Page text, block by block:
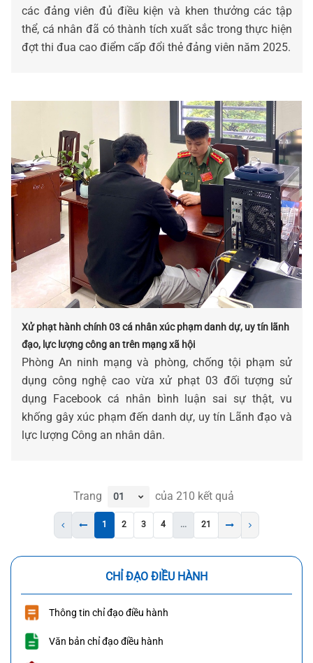
các đảng viên đủ điều kiện và khen thưởng các tập
thể, cá nhân đã có thành tích xuất sắc trong thực hiện
đợt thi đua cao điểm cấp đổi thẻ đảng viên năm 2025.
Xử phạt hành chính 03 cá nhân xúc phạm danh dự, uy tín lãnh
đạo, lực lượng công an trên mạng xã hội
Phòng An ninh mạng và phòng, chống tội phạm sử
dụng công nghệ cao vừa xử phạt 03 đối tượng sử
dụng Facebook cá nhân bình luận sai sự thật, vu
khống gây xúc phạm đến danh dự, uy tín Lãnh đạo và
lực lượng Công an nhân dân.
Trang của 210 kết quả
1 2 3 4 ... 21
CHỈ ĐẠO ĐIỀU HÀNH
Thông tin chỉ đạo điều hành
Văn bản chỉ đạo điều hành